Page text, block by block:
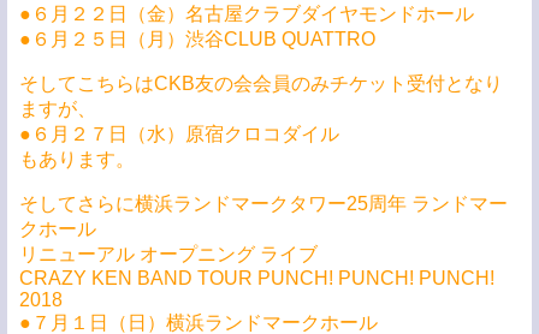
●６月２２日（金）名古屋クラブダイヤモンドホール
●６月２５日（月）渋谷CLUB QUATTRO
そしてこちらはCKB友の会会員のみチケット受付となり
ますが、
●６月２７日（水）原宿クロコダイル
もあります。
そしてさらに横浜ランドマークタワー25周年 ランドマー
クホール
リニューアル オープニング ライブ
CRAZY KEN BAND TOUR PUNCH! PUNCH! PUNCH!
2018
●７月１日（日）横浜ランドマークホール